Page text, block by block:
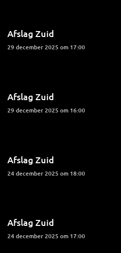
Afslag Zuid
29 december 2025 om 17:00
Afslag Zuid
29 december 2025 om 16:00
Afslag Zuid
24 december 2025 om 18:00
Afslag Zuid
24 december 2025 om 17:00